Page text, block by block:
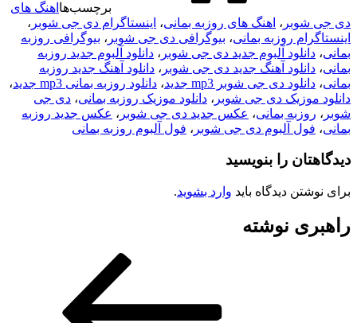
برچسب‌ها اهنگ های
دی جی شوبر ، اهنگ های روزبه بمانی، اینستاگرام دی جی شوبر ،
اینستاگرام روزبه بمانی، بیوگرافی دی جی شوبر ، بیوگرافی روزبه
بمانی، دانلود آلبوم جدید دی جی شوبر ، دانلود آلبوم جدید روزبه
بمانی، دانلود آهنگ جدید دی جی شوبر ، دانلود آهنگ جدید روزبه
بمانی، دانلود دی جی شوبر mp3 جدید ، دانلود روزبه بمانی mp3 جدید
،
دانلود موزیک دی جی شوبر ، دانلود موزیک روزبه بمانی، دی جی
شوبر ، روزبه بمانی، عکس جدید دی جی شوبر ، عکس جدید روزبه
بمانی، فول آلبوم دی جی شوبر ، فول آلبوم روزبه بمانی
دیدگاهتان را بنویسید
برای نوشتن دیدگاه باید وارد بشوید.
راهبری نوشته